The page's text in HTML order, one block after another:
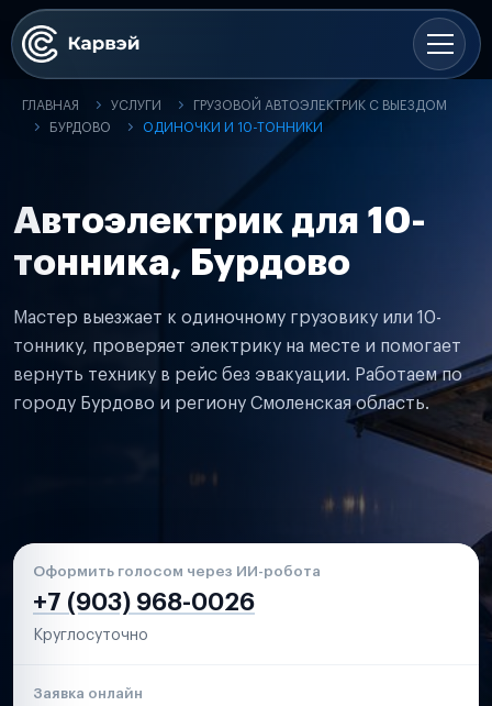
ГЛАВНАЯ УСЛУГИ
ГРУЗОВОЙ АВТОЭЛЕКТРИК С ВЫЕЗДОМ
БУРДОВО
ОДИНОЧКИ И 10-ТОННИКИ
Автоэлектрик для 10-
тонника, Бурдово
Мастер выезжает к одиночному грузовику или 10-
тоннику, проверяет электрику на месте и помогает
вернуть технику в рейс без эвакуации. Работаем по
городу Бурдово и региону Смоленская область.
Оформить голосом через ИИ-робота
+7 (903) 968-0026
Круглосуточно
Заявка онлайн